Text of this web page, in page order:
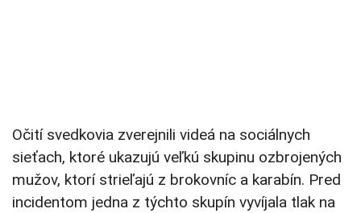
Očití svedkovia zverejnili videá na sociálnych
sieťach, ktoré ukazujú veľkú skupinu ozbrojených
mužov, ktorí strieľajú z brokovníc a karabín. Pred
incidentom jedna z týchto skupín vyvíjala tlak na